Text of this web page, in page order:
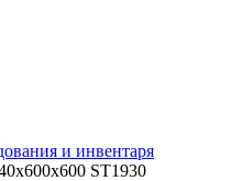
и инвентаря
ST1930